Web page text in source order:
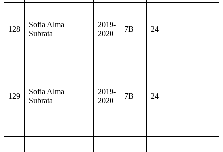
128
Sofia Alma
Subrata
2019-
2020
7B 24
129
Sofia Alma
Subrata
2019-
2020
7B 24